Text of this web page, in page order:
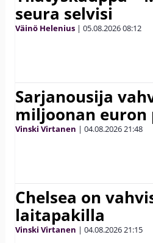
seura selvisi
Väinö Helenius | 05.08.202608:12
Sarjanousija
miljoonan euron
Vinski Virtanen | 04.08.202621:48
Chelsea on
laitapakilla
Vinski Virtanen | 04.08.202621:15